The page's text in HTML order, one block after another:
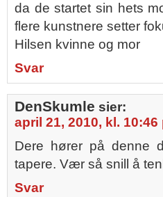
da de startet sin hets
flere kunstnere setter
Hilsen kvinne og mor
Svar
DenSkumle sier:
april 21, 2010, kl. 10:46
Dere hører på denne
tapere. Vær så snill å
Svar